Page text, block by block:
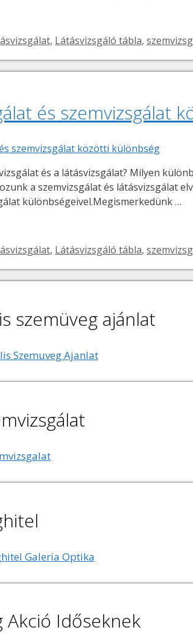
, Látásvizsgáló tábla,
és szemvizsgálat
és a látásvizsgálat? Milyen
a szemvizsgálat és látásvizsgálat
különbségeivel.Megismerkedünk …
, Látásvizsgáló tábla,
szemüveg ajánlat
Akció Időseknek